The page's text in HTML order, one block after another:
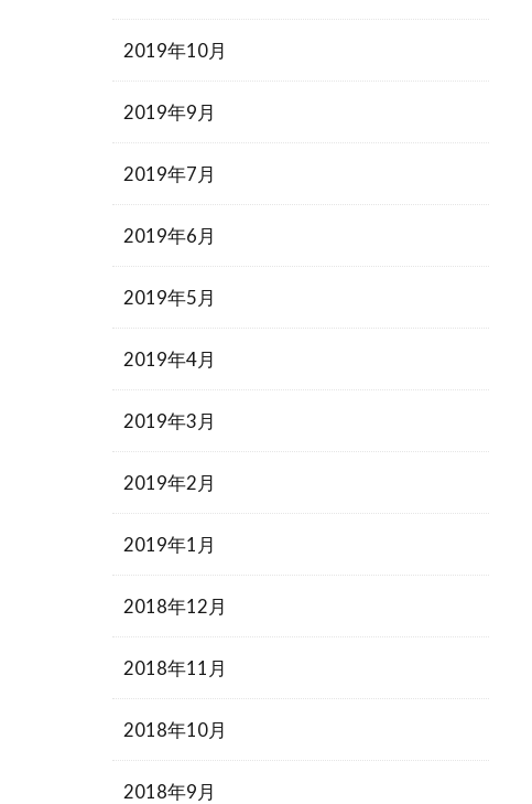
2019年10月
2019年9月
2019年7月
2019年6月
2019年5月
2019年4月
2019年3月
2019年2月
2019年1月
2018年12月
2018年11月
2018年10月
2018年9月